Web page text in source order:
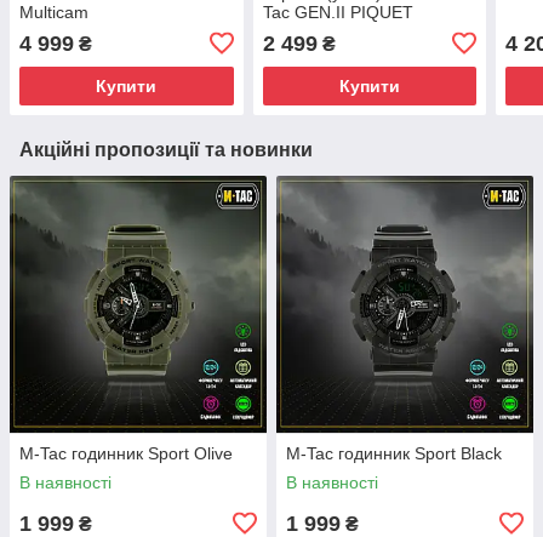
Multicam
4 999 ₴
Купити
Tac GEN.II PIQUET
2 499₴
Купити
4
Акційні пропозиції та новинки
M-Tac годинник Sport Olive
В наявності
1 999 ₴
M-Tac годинник Sport Black
В наявності
1 999 ₴